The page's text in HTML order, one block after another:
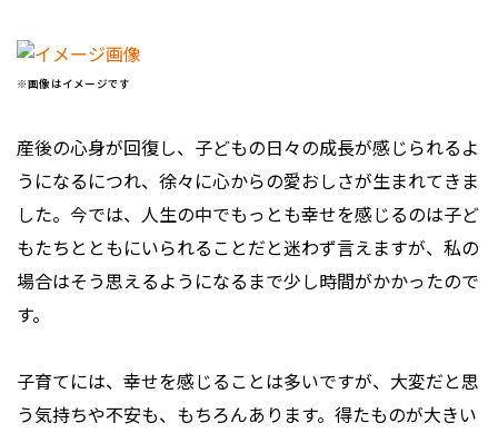
※画像はイメージです
産後の心身が回復し、子どもの日々の成長が感じられるよ
うになるにつれ、徐々に心からの愛おしさが生まれてきま
した。今では、人生の中でもっとも幸せを感じるのは子ど
もたちとともにいられることだと迷わず言えますが、私の
場合はそう思えるようになるまで少し時間がかかったので
す。
子育てには、幸せを感じることは多いですが、大変だと思
う気持ちや不安も、もちろんあります。得たものが大きい